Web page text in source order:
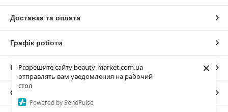
Разрешите сайту beauty-market.com.ua
отправлять вам уведомления на рабочий
стол
Powered by SendPulse
×
Доставка та оплата
Графік роботи
Повна версія сайту
Сайт створено на маркетплейсі